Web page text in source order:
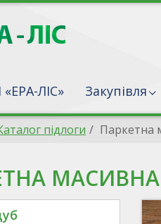
ЛІС» Закупівля
підлоги Паркетна